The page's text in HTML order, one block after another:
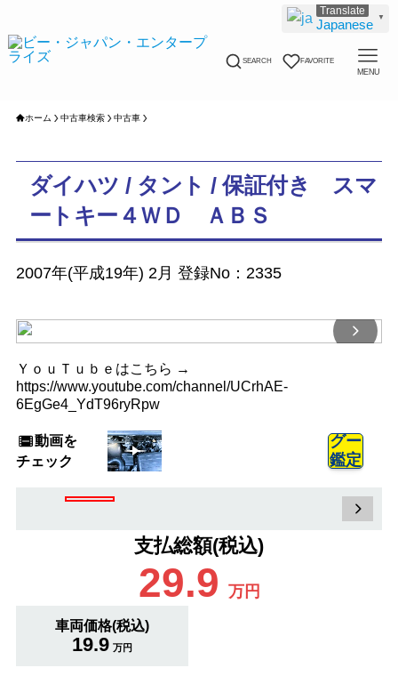
SEARCH FAVORITE
MENU
ホーム 中古車検索 中古車
ダイハツ / タント / 保証付き スマ
ートキー４ＷＤ ＡＢＳ
2007年(平成19年) 2月 登録No：2335
ＹｏｕＴｕｂｅはこちら →
https://www.youtube.com/channel/UCrhAE-
6EgGe4_YdT96ryRpw
動画を
チェック
グー
鑑定
支払総額(税込)
29.9 万円
車両価格(税込)
19.9 万円
Japanese ▼